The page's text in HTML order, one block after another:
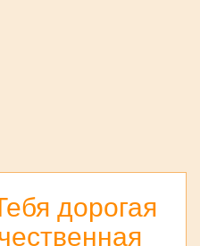
дорогая